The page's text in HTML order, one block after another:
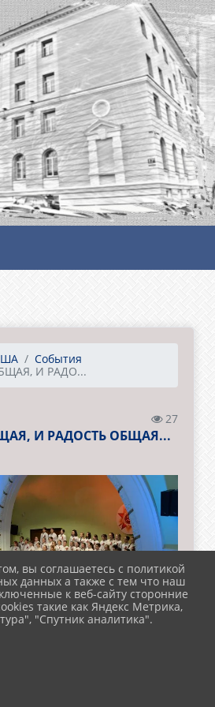
События
И РАДО...
27
И РАДОСТЬ ОБЩАЯ...
вы соглашаетесь с политикой
данных а также с тем что наш
к веб-сайту сторонние
такие как Яндекс Метрика,
"Спутник аналитика".